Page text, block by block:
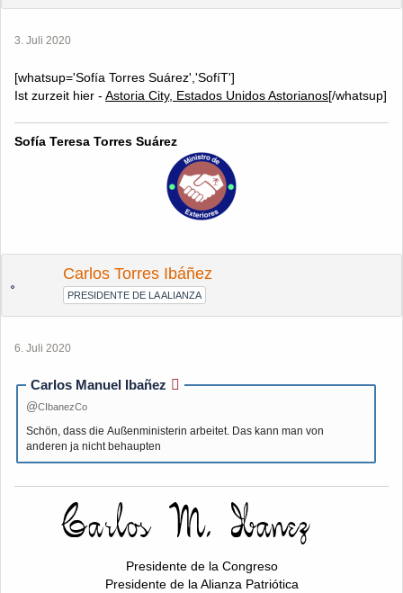
3. Juli 2020
[whatsup='Sofía Torres Suárez','SofíT']
Ist zurzeit hier - Astoria City, Estados Unidos Astorianos[/whatsup]
Sofía Teresa Torres Suárez
Carlos Torres Ibáñez
PRESIDENTE DE LA ALIANZA
6. Juli 2020
Carlos Manuel Ibañez
CIbanezCo
Schön, dass die Außenministerin arbeitet. Das kann man von
anderen ja nicht behaupten
Presidente de la Congreso
Presidente de la Alianza Patriótica